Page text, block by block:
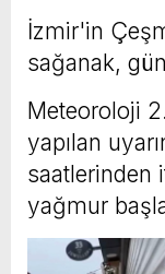
İzmir'in
sağanak,
Meteoroloji
yapılan
saatlerinden
yağmur